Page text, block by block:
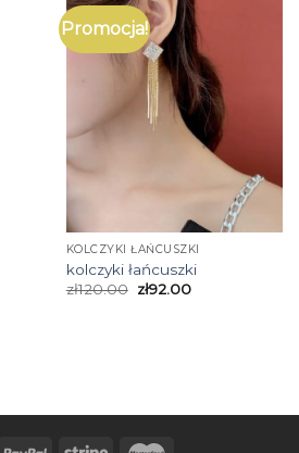
Promocja!
KOLCZYKI ŁAŃCUSZKI
kolczyki łańcuszki
zł120.00 zł92.00